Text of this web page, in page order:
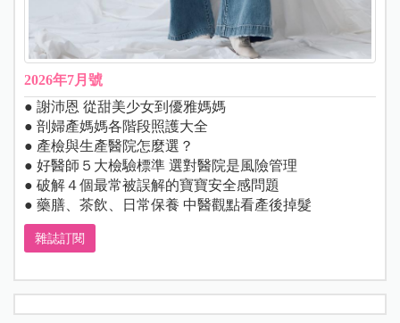
2026年7月號
● 謝沛恩 從甜美少女到優雅媽媽
● 剖婦產媽媽各階段照護大全
● 產檢與生產醫院怎麼選？
● 好醫師５大檢驗標準 選對醫院是風險管理
● 破解４個最常被誤解的寶寶安全感問題
● 藥膳、茶飲、日常保養 中醫觀點看產後掉髮
雜誌訂閱